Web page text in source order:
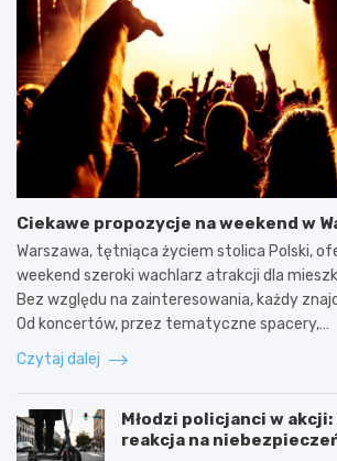
Ciekawe propozycje na weekend w
Warszawa, tętniąca życiem stolica Polski,
weekend szeroki wachlarz atrakcji dla
Bez względu na zainteresowania, każdy
Od koncertów, przez tematyczne spacery,…
Czytaj dalej
Młodzi policjanci w
reakcja na